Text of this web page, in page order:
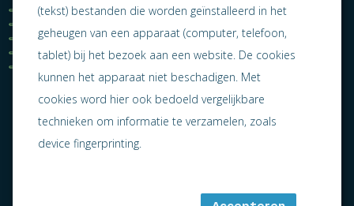
Ledenoverzicht
Statuten
Algemene voorwaarden
Privacy statement
Jaarverslag 2025
Nieuws
Activiteiten
Lid worden
Contact
(tekst) bestanden die worden geïnstalleerd in het
geheugen van een apparaat (computer, telefoon,
tablet) bij het bezoek aan een website. De cookies
kunnen het apparaat niet beschadigen. Met
cookies word hier ook bedoeld vergelijkbare
technieken om informatie te verzamelen, zoals
device fingerprinting.